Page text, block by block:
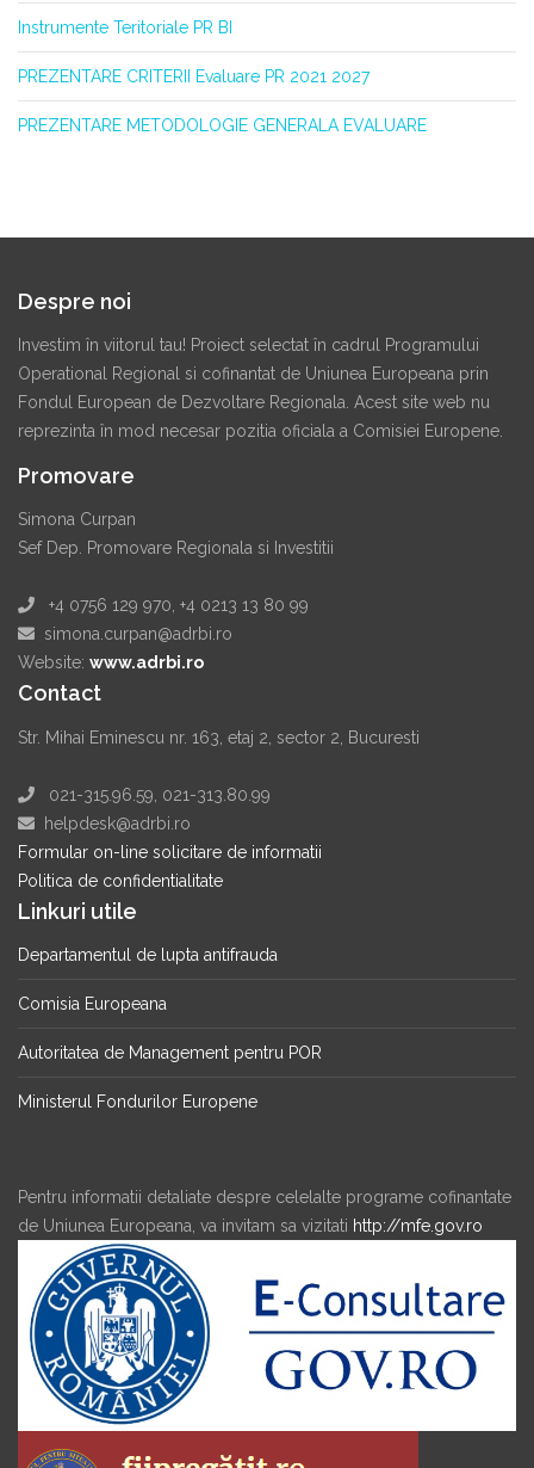
Instrumente Teritoriale PR BI
PREZENTARE CRITERII Evaluare PR 2021 2027
PREZENTARE METODOLOGIE GENERALA EVALUARE
Despre noi
Investim în viitorul tau! Proiect selectat în cadrul Programului
Operational Regional si cofinantat de Uniunea Europeana prin
Fondul European de Dezvoltare Regionala. Acest site web nu
reprezinta în mod necesar pozitia oficiala a Comisiei Europene.
Promovare
Simona Curpan
Sef Dep. Promovare Regionala si Investitii
+4 0756 129 970, +4 0213 13 80 99
simona.curpan@adrbi.ro
Website: www.adrbi.ro
Contact
Str. Mihai Eminescu nr. 163, etaj 2, sector 2, Bucuresti
021-315.96.59, 021-313.80.99
helpdesk@adrbi.ro
Formular on-line solicitare de informatii
Politica de confidentialitate
Linkuri utile
Departamentul de lupta antifrauda
Comisia Europeana
Autoritatea de Management pentru POR
Ministerul Fondurilor Europene
Pentru informatii detaliate despre celelalte programe cofinantate
de Uniunea Europeana, va invitam sa vizitati http://mfe.gov.ro